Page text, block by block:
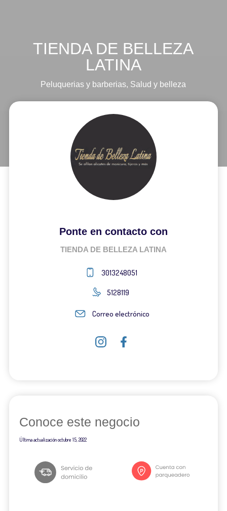
TIENDA DE BELLEZA
LATINA
Peluquerias y barberias, Salud y belleza
Ponte en contacto con
TIENDA DE BELLEZA LATINA
3013248051
5128119
Correo electrónico
Conoce este negocio
Última actualizaciónoctubre 15, 2022